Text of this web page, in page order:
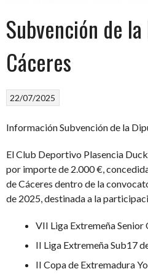
Subvención de
Cáceres
22/07/2025
Información Subvención de la
El Club Deportivo Plasencia
por importe de 2.000 €,
de Cáceres dentro de la
de 2025, destinada a la
VII Liga Extremeña
II Liga Extremeña Sub17
II Copa de Extremadura